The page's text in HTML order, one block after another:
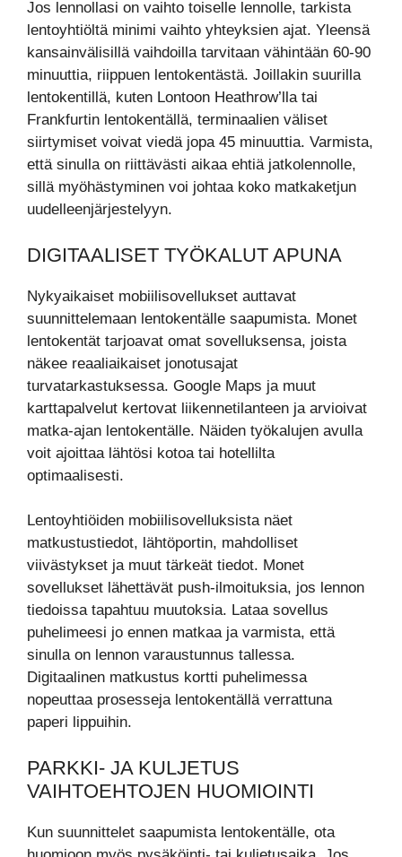
Jos lennollasi on vaihto toiselle lennolle, tarkista
lentoyhtiöltä minimi vaihto yhteyksien ajat. Yleensä
kansainvälisillä vaihdoilla tarvitaan vähintään 60-90
minuuttia, riippuen lentokentästä. Joillakin suurilla
lentokentillä, kuten Lontoon Heathrow’lla tai
Frankfurtin lentokentällä, terminaalien väliset
siirtymiset voivat viedä jopa 45 minuuttia. Varmista,
että sinulla on riittävästi aikaa ehtiä jatkolennolle,
sillä myöhästyminen voi johtaa koko matkaketjun
uudelleenjärjestelyyn.
DIGITAALISET TYÖKALUT APUNA
Nykyaikaiset mobiilisovellukset auttavat
suunnittelemaan lentokentälle saapumista. Monet
lentokentät tarjoavat omat sovelluksensa, joista
näkee reaaliaikaiset jonotusajat
turvatarkastuksessa. Google Maps ja muut
karttapalvelut kertovat liikennetilanteen ja arvioivat
matka-ajan lentokentälle. Näiden työkalujen avulla
voit ajoittaa lähtösi kotoa tai hotellilta
optimaalisesti.
Lentoyhtiöiden mobiilisovelluksista näet
matkustustiedot, lähtöportin, mahdolliset
viivästykset ja muut tärkeät tiedot. Monet
sovellukset lähettävät push-ilmoituksia, jos lennon
tiedoissa tapahtuu muutoksia. Lataa sovellus
puhelimeesi jo ennen matkaa ja varmista, että
sinulla on lennon varaustunnus tallessa.
Digitaalinen matkustus kortti puhelimessa
nopeuttaa prosesseja lentokentällä verrattuna
paperi lippuihin.
PARKKI- JA KULJETUS
VAIHTOEHTOJEN HUOMIOINTI
Kun suunnittelet saapumista lentokentälle, ota